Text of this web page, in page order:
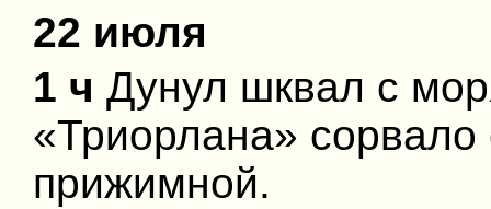
22 июля
1 ч Дунул шквал с
«Триорлана» сорвало
прижимной.